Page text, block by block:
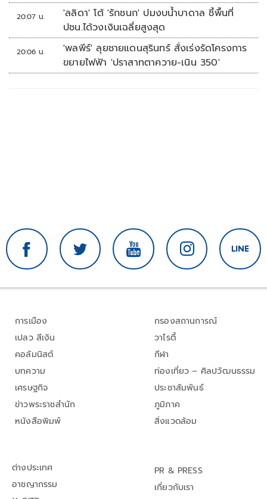
20:07 น.
'ลลิดา' โต้ 'รักชนก' ปมงบน้ำบาดาล ชี้พื้นที่
ปชน.ได้วงเงินเฉลี่ยสูงสุด
20:06 น.
'พลพีร์' ลุยชายแดนสุรินทร์ สั่งเร่งรัดโครงการ
ขยายไฟฟ้า 'ปราสาทตาควาย-เนิน 350'
การเมือง
เปลว สีเงิน
คอลัมนิสต์
บทความ
เศรษฐกิจ
ข่าวพระราชสำนัก
หนังสือพิมพ์
กรองสถานการณ์
วาไรตี้
กีฬา
ท่องเที่ยว – ศิลปวัฒนธรรม
ประชาสัมพันธ์
ภูมิภาค
สิ่งแวดล้อม
ต่างประเทศ
อาชญากรรม
PR & PRESS
เกี่ยวกับเรา